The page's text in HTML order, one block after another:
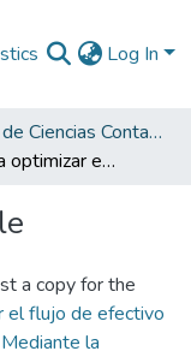
Log In
Facultad de Ciencias Contables
Propuesta para optimizar el flujo de efectivo en Industria Arrocera Arropalmira S.A.S. Mediante la implementación de un sistema de gestión de tesorería basado en tecnología blockchain
a copy for the
el flujo de efectivo
la